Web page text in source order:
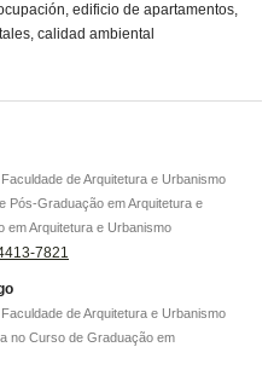
edificio de apartamentos,
calidad ambiental
de Arquitetura e Urbanismo
Pós-Graduação em Arquitetura e
em Arquitetura e Urbanismo
7821
de Arquitetura e Urbanismo
no Curso de Graduação em